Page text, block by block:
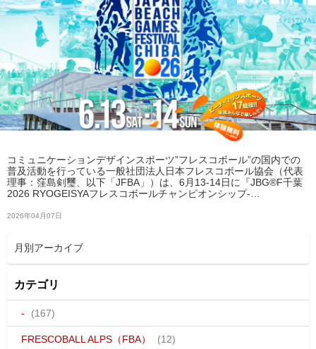
コミュニケーションデザインスポーツ”フレスコボール”の国内での
普及活動を行っている一般社団法人日本フレスコボール協会（代表
理事：窪島剣璽、以下「JFBA」）は、6月13-14日に『JBG®F千葉
2026 RYOGEISYAフレスコボールチャンピオンシップ-…
2026年04月07日
カテゴリ
- (167)
FRESCOBALL ALPS（FBA） (12)